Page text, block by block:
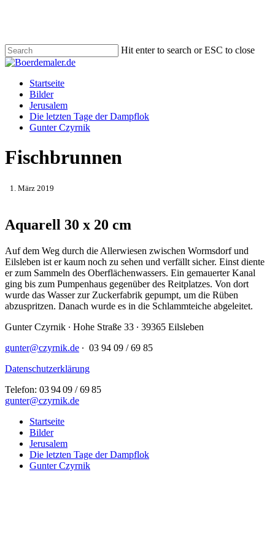
content
Hit enter to search or ESC to close
Close
Menu
Startseite
Bilder
Jerusalem
Die letzten Tage der Dampflok
Gunter Czyrnik
Fischbrunnen
1. März 2019
Aquarell 30 x 20 cm
Auf dem Weg durch die Allerwiesen zwischen Wormsdorf und
Eilsleben ist er kaum noch zu sehen und verfällt sicher. Einst diente
er zum Sammeln des Oberflächenwassers. Ein gemauerter Kanal
ging bis zum Pumpenhaus gegenüber des Reitplatzes. Von dort
wurde das Wasser zur Zuckerfabrik gepumpt, um die Rüben
abzuspritzen. Danach wurde es in die Schlammteiche abgeleitet.
Gunter Czyrnik ∙ Hohe Straße 33 ∙ 39365 Eilsleben
gunter@czyrnik.de ∙ 03 94 09 / 69 85
Datenschutzerklärung
Telefon: 03 94 09 / 69 85
gunter@czyrnik.de
Close
Menu
Startseite
Bilder
Jerusalem
Die letzten Tage der Dampflok
Gunter Czyrnik